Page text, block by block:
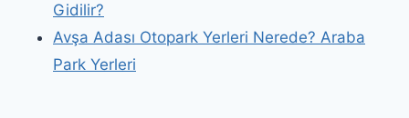
Gidilir?
Avşa Adası Otopark Yerleri Nerede? Araba
Park Yerleri